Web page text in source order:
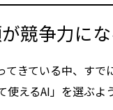
競争力に
てきている中、す
えるAI」を選ぶよ